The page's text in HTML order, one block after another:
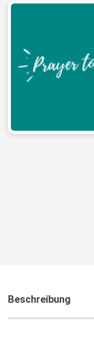
Beschreibung